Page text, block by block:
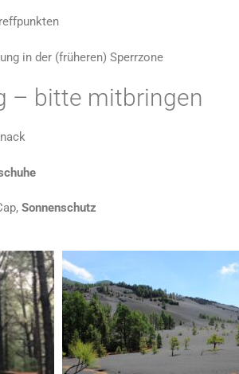
in der (früheren) Sperrzone
– bitte mitbringen
Sonnenschutz